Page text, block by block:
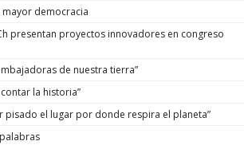
democracia
presentan proyectos innovadores en congreso
de nuestra tierra”
la historia”
pisado el lugar por donde respira el planeta”